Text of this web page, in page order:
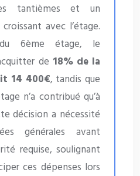
tantièmes et un
avec l’étage.
6ème étage, le
de 18% de la
14 400€, tandis que
n’a contribué qu’à
décision a nécessité
générales avant
requise, soulignant
ces dépenses lors